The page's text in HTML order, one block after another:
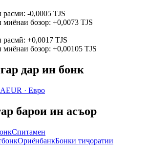
расмӣ: -0,0005 TJS
миёнаи бозор: +0,0073 TJS
расмӣ: +0,0017 TJS
миёнаи бозор: +0,00105 TJS
дар ин бонк
EUR · Евро
барои ин асъор
Спитамен
ОриёнбанкБонки тиҷоратии